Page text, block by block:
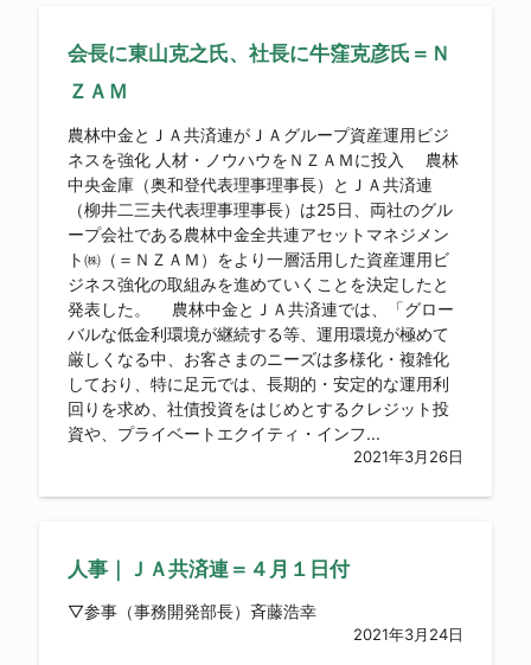
会長に東山克之氏、社長に牛窪克彦氏＝Ｎ
ＺＡＭ
農林中金とＪＡ共済連がＪＡグループ資産運用ビジ
ネスを強化 人材・ノウハウをＮＺＡＭに投入 農林
中央金庫（奥和登代表理事理事長）とＪＡ共済連
（柳井二三夫代表理事理事長）は25日、両社のグル
ープ会社である農林中金全共連アセットマネジメン
ト㈱（＝ＮＺＡＭ）をより一層活用した資産運用ビ
ジネス強化の取組みを進めていくことを決定したと
発表した。 農林中金とＪＡ共済連では、「グロー
バルな低金利環境が継続する等、運用環境が極めて
厳しくなる中、お客さまのニーズは多様化・複雑化
しており、特に足元では、長期的・安定的な運用利
回りを求め、社債投資をはじめとするクレジット投
資や、プライベートエクイティ・インフ...
2021年3月26日
人事｜ＪＡ共済連＝４月１日付
▽参事（事務開発部長）斉藤浩幸
2021年3月24日